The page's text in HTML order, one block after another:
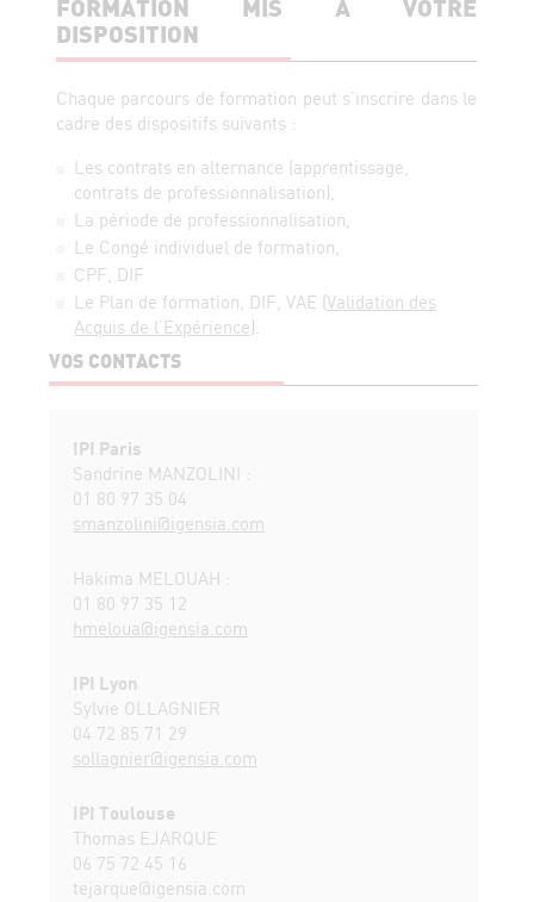
FORMATION MIS À VOTRE
DISPOSITION
Chaque parcours de formation peut s’inscrire dans le
cadre des dispositifs suivants :
Les contrats en alternance (apprentissage,
contrats de professionnalisation),
La période de professionnalisation,
Le Congé individuel de formation,
CPF, DIF
Le Plan de formation, DIF, VAE ( Validation des
Acquis de l’Expérience).
VOS CONTACTS
IPI Paris
Sandrine MANZOLINI :
01 80 97 35 04
smanzolini@igensia.com
Hakima MELOUAH :
01 80 97 35 12
hmeloua@igensia.com
IPI Lyon
Sylvie OLLAGNIER
04 72 85 71 29
sollagnier@igensia.com
IPI Toulouse
Thomas EJARQUE
06 75 72 45 16
tejarque@igensia.com